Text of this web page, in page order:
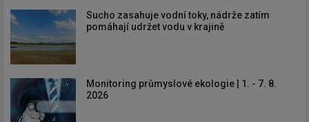
Sucho zasahuje vodní toky, nádrže zatím
pomáhají udržet vodu v krajině
Monitoring průmyslové ekologie | 1. - 7. 8.
2026